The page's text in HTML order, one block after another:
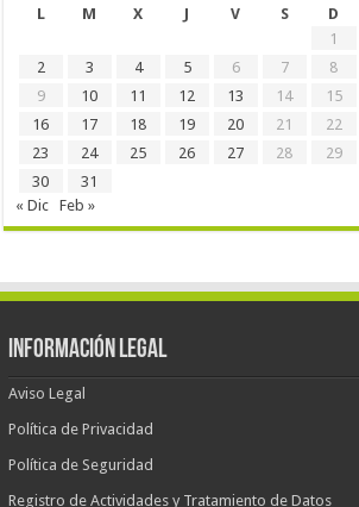
L
M X J V S
D
1
2
3 4 5 6 7
8
9
10 11 12 13 14
15
16
17 18 19 20 21
22
23
24 25 26 27 28
29
30
31
« Dic
Feb »
INFORMACIÓN LEGAL
Aviso Legal
Política de Privacidad
Política de Seguridad
Registro de Actividades y Tratamiento de Datos